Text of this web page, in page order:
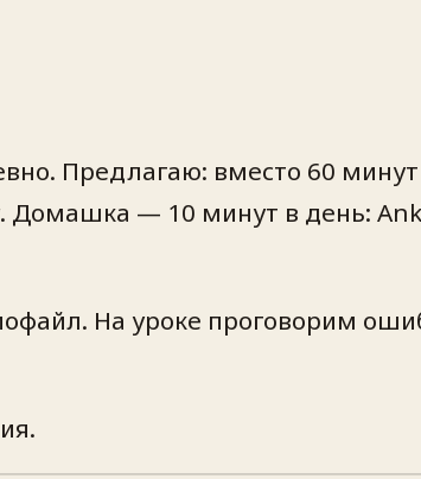
Предлагаю: вместо 60
Домашка — 10 минут в день:
На уроке проговорим